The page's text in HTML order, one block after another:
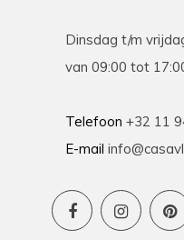
Dinsdag t/m
van 09:00 tot
Telefoon +32 11
E-mail